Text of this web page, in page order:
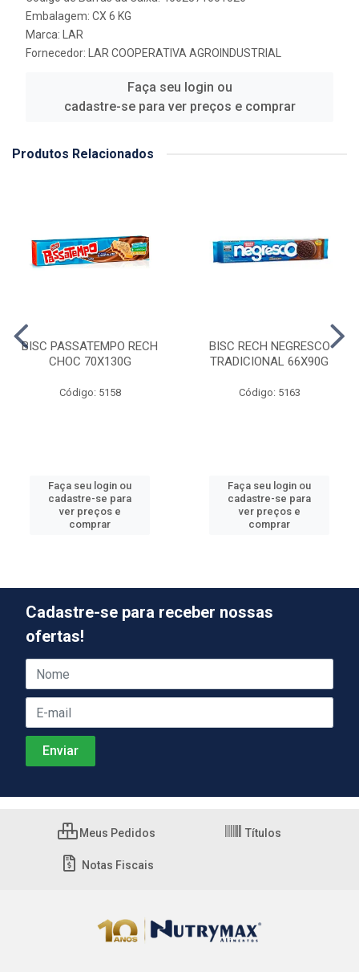
Embalagem: CX 6 KG
Marca:
LAR
Fornecedor:
LAR COOPERATIVA AGROINDUSTRIAL
Faça seu login ou
cadastre-se para ver preços e comprar
Produtos Relacionados
BISC PASSATEMPO RECH
CHOC 70X130G
Código: 5158
Faça seu login ou
cadastre-se para
ver preços e
comprar
BISC RECH NEGRESCO
TRADICIONAL 66X90G
Código: 5163
Faça seu login ou
cadastre-se para
ver preços e
comprar
Cadastre-se para receber nossas
ofertas!
Meus Pedidos Títulos
Notas Fiscais